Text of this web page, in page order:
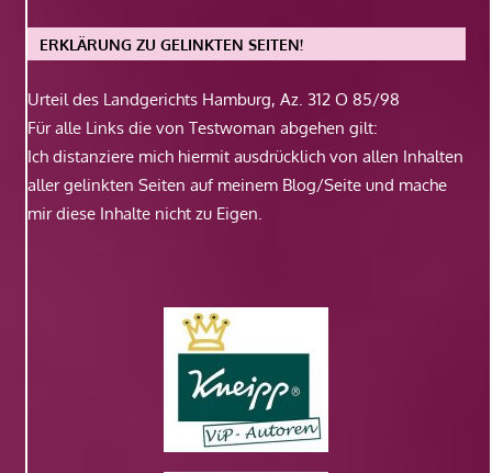
ERKLÄRUNG ZU GELINKTEN SEITEN!
Urteil des Landgerichts Hamburg, Az. 312 O 85/98
Für alle Links die von Testwoman abgehen gilt:
Ich distanziere mich hiermit ausdrücklich von allen Inhalten
aller gelinkten Seiten auf meinem Blog/Seite und mache
mir diese Inhalte nicht zu Eigen.